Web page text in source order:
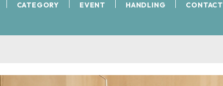
CATEGORY EVENT HANDLING CONTACT